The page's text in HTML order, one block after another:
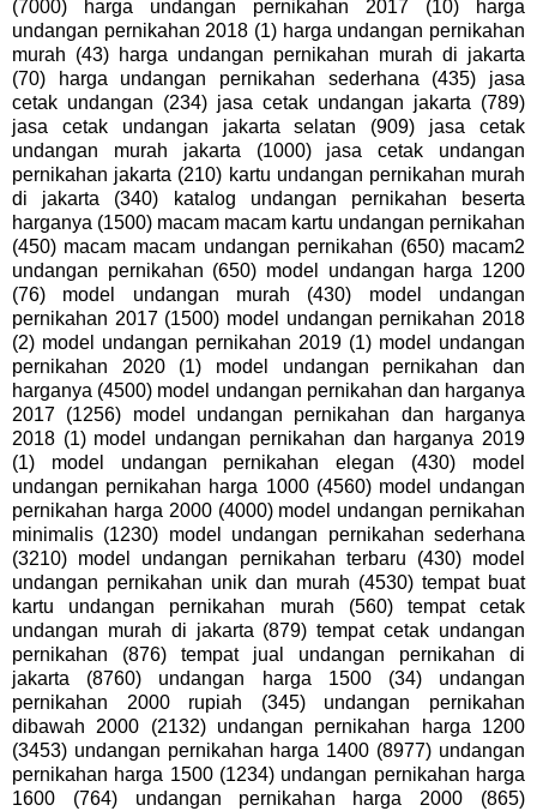
(7000) harga undangan pernikahan 2017 (10) harga
undangan pernikahan 2018 (1) harga undangan pernikahan
murah (43) harga undangan pernikahan murah di jakarta
(70) harga undangan pernikahan sederhana (435) jasa
cetak undangan (234) jasa cetak undangan jakarta (789)
jasa cetak undangan jakarta selatan (909) jasa cetak
undangan murah jakarta (1000) jasa cetak undangan
pernikahan jakarta (210) kartu undangan pernikahan murah
di jakarta (340) katalog undangan pernikahan beserta
harganya (1500) macam macam kartu undangan pernikahan
(450) macam macam undangan pernikahan (650) macam2
undangan pernikahan (650) model undangan harga 1200
(76) model undangan murah (430) model undangan
pernikahan 2017 (1500) model undangan pernikahan 2018
(2) model undangan pernikahan 2019 (1) model undangan
pernikahan 2020 (1) model undangan pernikahan dan
harganya (4500) model undangan pernikahan dan harganya
2017 (1256) model undangan pernikahan dan harganya
2018 (1) model undangan pernikahan dan harganya 2019
(1) model undangan pernikahan elegan (430) model
undangan pernikahan harga 1000 (4560) model undangan
pernikahan harga 2000 (4000) model undangan pernikahan
minimalis (1230) model undangan pernikahan sederhana
(3210) model undangan pernikahan terbaru (430) model
undangan pernikahan unik dan murah (4530) tempat buat
kartu undangan pernikahan murah (560) tempat cetak
undangan murah di jakarta (879) tempat cetak undangan
pernikahan (876) tempat jual undangan pernikahan di
jakarta (8760) undangan harga 1500 (34) undangan
pernikahan 2000 rupiah (345) undangan pernikahan
dibawah 2000 (2132) undangan pernikahan harga 1200
(3453) undangan pernikahan harga 1400 (8977) undangan
pernikahan harga 1500 (1234) undangan pernikahan harga
1600 (764) undangan pernikahan harga 2000 (865)